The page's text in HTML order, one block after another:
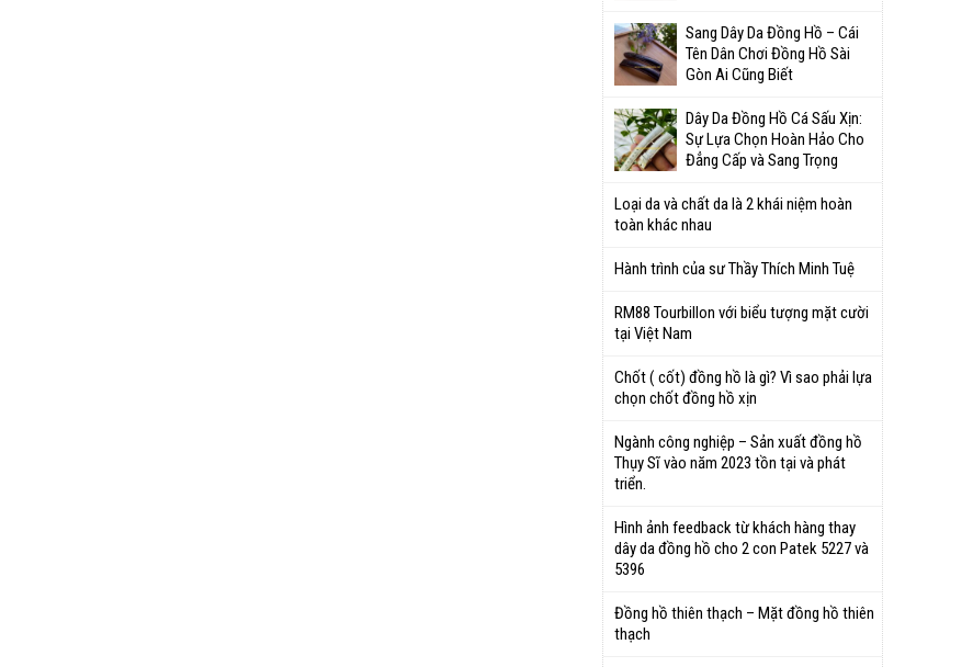
Sang Dây Da Đồng Hồ – Cái
Tên Dân Chơi Đồng Hồ Sài
Gòn Ai Cũng Biết
Dây Da Đồng Hồ Cá Sấu Xịn:
Sự Lựa Chọn Hoàn Hảo Cho
Đẳng Cấp và Sang Trọng
Loại da và chất da là 2 khái niệm hoàn
toàn khác nhau
Hành trình của sư Thầy Thích Minh Tuệ
RM88 Tourbillon với biểu tượng mặt cười
tại Việt Nam
Chốt ( cốt) đồng hồ là gì? Vì sao phải lựa
chọn chốt đồng hồ xịn
Ngành công nghiệp – Sản xuất đồng hồ
Thụy Sĩ vào năm 2023 tồn tại và phát
triển.
Hình ảnh feedback từ khách hàng thay
dây da đồng hồ cho 2 con Patek 5227 và
5396
Đồng hồ thiên thạch – Mặt đồng hồ thiên
thạch